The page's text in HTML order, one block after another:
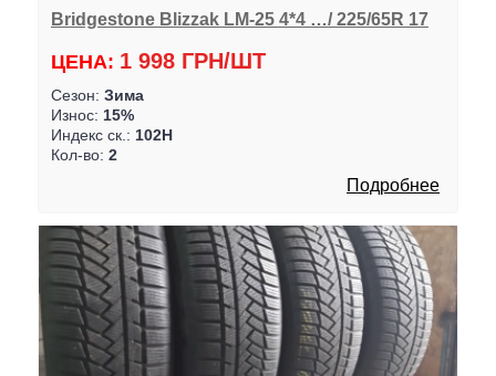
Bridgestone Blizzak LM-25 4*4 …/ 225/65R 17
ЦЕНА: 1 998 ГРН/ШТ
Сезон: Зима
Износ: 15%
Индекс ск.: 102H
Кол-во: 2
Подробнее